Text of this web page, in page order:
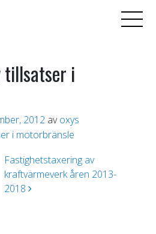
tillsatser i
2012 av oxys
i motorbränsle
Fastighetstaxering av
kraftvärmeverk åren 2013-
2018